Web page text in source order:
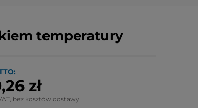
temperatury
zł
bez kosztów dostawy